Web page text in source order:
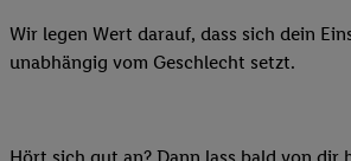
Wir legen Wert darauf, dass sich dein
unabhängig vom Geschlecht setzt.
Hört sich gut an? Dann lass bald von dir